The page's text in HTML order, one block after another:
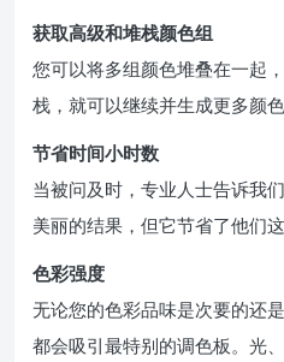
获取高级和堆栈颜色组
您可以将多组颜色堆叠在一起
栈，就可以继续并生成更多颜
节省时间小时数
当被问及时，专业人士告诉我
美丽的结果，但它节省了他们这
色彩强度
无论您的色彩品味是次要的还
都会吸引最特别的调色板。光